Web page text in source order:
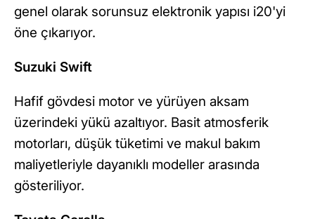
genel olarak sorunsuz elektronik yapısı i20'yi
öne çıkarıyor.
Suzuki Swift
Hafif gövdesi motor ve yürüyen aksam
üzerindeki yükü azaltıyor. Basit atmosferik
motorları, düşük tüketimi ve makul bakım
maliyetleriyle dayanıklı modeller arasında
gösteriliyor.